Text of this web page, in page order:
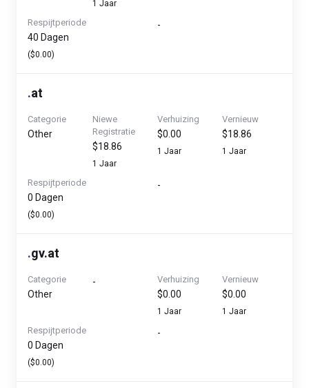
1 Jaar
Respijtperiode
40 Dagen
($0.00)
-
.at
Categorie
Other
Niewe
Registratie
$18.86
1 Jaar
Verhuizing
$0.00
1 Jaar
Vernieuw
$18.86
1 Jaar
Respijtperiode
0 Dagen
($0.00)
-
.gv.at
Categorie
Other
- Verhuizing
$0.00
1 Jaar
Vernieuw
$0.00
1 Jaar
Respijtperiode
0 Dagen
($0.00)
-